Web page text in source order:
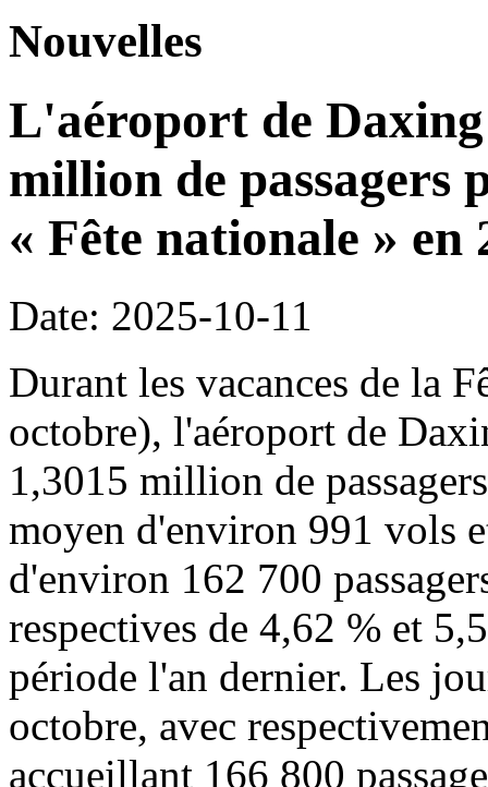
Nouvelles
L'aéroport de
million de passagers
« Fête nationale » en
Date: 2025-10-11
Durant les vacances de la
octobre), l'aéroport de
1,3015 million de
moyen d'environ 991 vols
d'environ 162 700
respectives de 4,62 % et
période l'an dernier. Les
octobre, avec
accueillant 166 800